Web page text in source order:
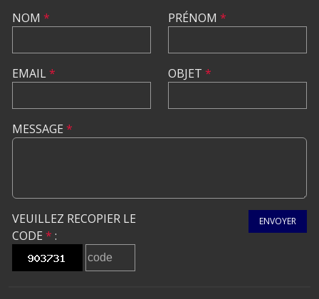
NOM *
EMAIL*
PRÉNOM *
OBJET *
MESSAGE *
VEUILLEZ RECOPIER LE
CODE * :
ENVOYER